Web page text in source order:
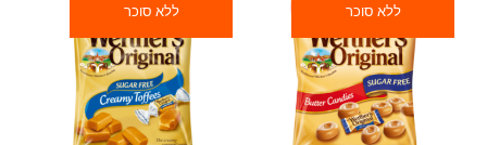
ללא סוכר ללא סוכר